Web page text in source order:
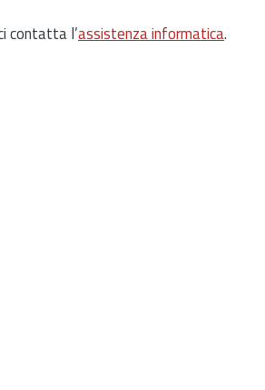
contatta l’assistenza informatica.